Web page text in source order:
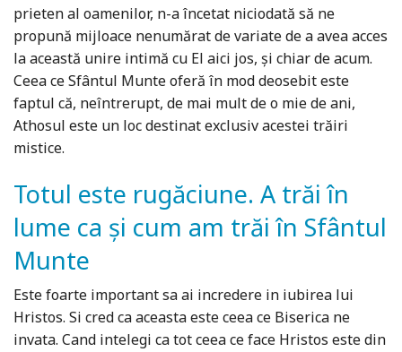
prieten al oamenilor, n-a încetat niciodată să ne
propună mijloace nenumărat de variate de a avea acces
la această unire intimă cu El aici jos, și chiar de acum.
Ceea ce Sfântul Munte oferă în mod deosebit este
faptul că, neîntrerupt, de mai mult de o mie de ani,
Athosul este un loc destinat exclusiv acestei trăiri
mistice.
Totul este rugăciune. A trăi în
lume ca și cum am trăi în Sfântul
Munte
Este foarte important sa ai incredere in iubirea lui
Hristos. Si cred ca aceasta este ceea ce Biserica ne
invata. Cand intelegi ca tot ceea ce face Hristos este din